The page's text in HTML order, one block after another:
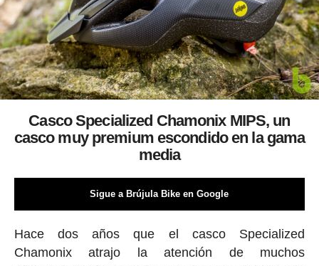
Casco Specialized Chamonix MIPS, un
casco muy premium escondido en la gama
media
Sigue a Brújula Bike en Google
Hace dos años que el casco Specialized
Chamonix atrajo la atención de muchos